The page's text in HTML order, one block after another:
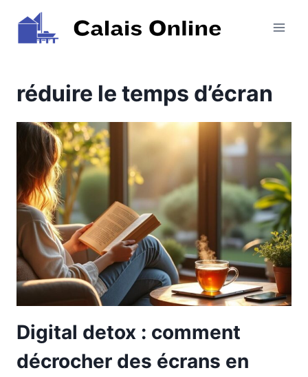
contenu
réduire le temps d’écran
Digital detox : comment
décrocher des écrans en